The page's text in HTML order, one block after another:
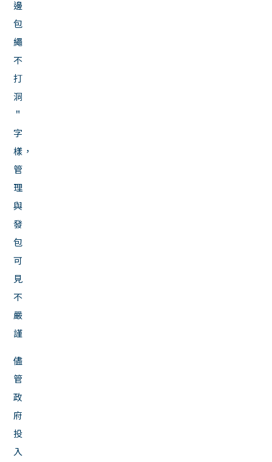
邊
包
繩
不
打
洞
＂
字
樣，
管
理
與
發
包
可
見
不
嚴
謹
儘
管
政
府
投
入